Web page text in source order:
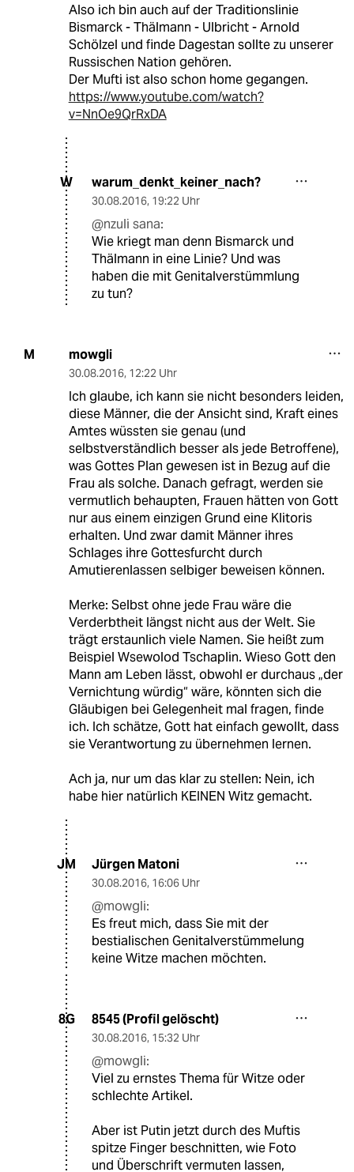
Also ich bin auch auf der Traditionslinie
Bismarck - Thälmann - Ulbricht - Arnold
Schölzel und finde Dagestan sollte zu unserer
Russischen Nation gehören.
Der Mufti ist also schon home gegangen.
https://www.youtube.com/watch?
v=NnOe9QrRxDA
W warum_denkt_keiner_nach?
30.08.2016, 19:22 Uhr
@nzuli sana:
Wie kriegt man denn Bismarck und
Thälmann in eine Linie? Und was
haben die mit Genitalverstümmlung
zu tun?
M mowgli
30.08.2016, 12:22 Uhr
Ich glaube, ich kann sie nicht besonders leiden,
diese Männer, die der Ansicht sind, Kraft eines
Amtes wüssten sie genau (und
selbstverständlich besser als jede Betroffene),
was Gottes Plan gewesen ist in Bezug auf die
Frau als solche. Danach gefragt, werden sie
vermutlich behaupten, Frauen hätten von Gott
nur aus einem einzigen Grund eine Klitoris
erhalten. Und zwar damit Männer ihres
Schlages ihre Gottesfurcht durch
Amutierenlassen selbiger beweisen können.
Merke: Selbst ohne jede Frau wäre die
Verderbtheit längst nicht aus der Welt. Sie
trägt erstaunlich viele Namen. Sie heißt zum
Beispiel Wsewolod Tschaplin. Wieso Gott den
Mann am Leben lässt, obwohl er durchaus „der
Vernichtung würdig“ wäre, könnten sich die
Gläubigen bei Gelegenheit mal fragen, finde
ich. Ich schätze, Gott hat einfach gewollt, dass
sie Verantwortung zu übernehmen lernen.
Ach ja, nur um das klar zu stellen: Nein, ich
habe hier natürlich KEINEN Witz gemacht.
JM Jürgen Matoni
30.08.2016, 16:06 Uhr
@mowgli:
Es freut mich, dass Sie mit der
bestialischen Genitalverstümmelung
keine Witze machen möchten.
8G 8545 (Profil gelöscht)
30.08.2016, 15:32 Uhr
@mowgli:
Viel zu ernstes Thema für Witze oder
schlechte Artikel.
Aber ist Putin jetzt durch des Muftis
spitze Finger beschnitten, wie Foto
und Überschrift vermuten lassen,